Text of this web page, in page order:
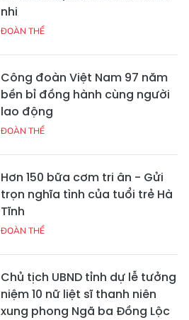
nhi
ĐOÀN THỂ
Công đoàn Việt Nam 97 năm
bền bỉ đồng hành cùng người
lao động
ĐOÀN THỂ
Hơn 150 bữa cơm tri ân - Gửi
trọn nghĩa tình của tuổi trẻ Hà
Tĩnh
ĐOÀN THỂ
Chủ tịch UBND tỉnh dự lễ tưởng
niệm 10 nữ liệt sĩ thanh niên
xung phong Ngã ba Đồng Lộc